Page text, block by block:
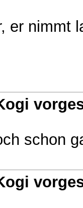
er nimmt
schon